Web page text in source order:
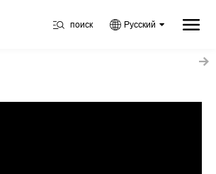
поиск Русский